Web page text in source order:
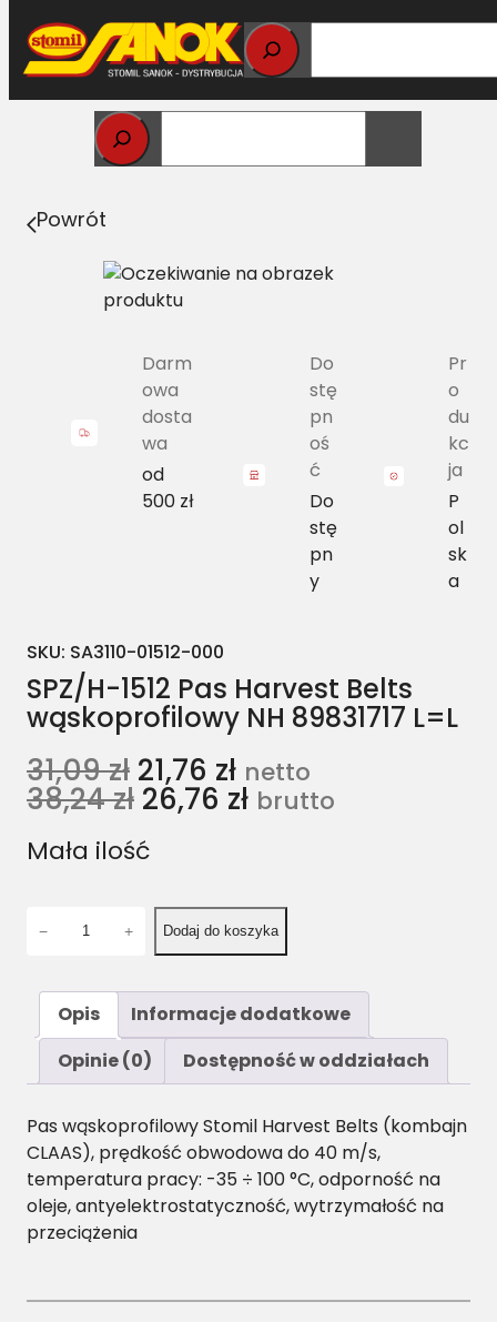
Przejdź
do
treści
Strona główna>
wąskoprofilowy NH 89831717 L=L
Powrót
Darm
owa
dosta
wa
od
500 zł
Do
stę
pn
oś
ć
Do
stę
pn
y
Pr
o
du
kc
ja
P
ol
sk
a
SKU: SA3110-01512-000
SPZ/H-1512 Pas Harvest Belts
wąskoprofilowy NH 89831717 L=L
31,09zł 21,76 zł netto
38,24zł 26,76 zł brutto
Mała ilość
P
/
H
-
1
5
− + Dodaj do koszyka
Opis
Informacje dodatkowe
Opinie (0)
Dostępność w oddziałach
Pas wąskoprofilowy Stomil Harvest Belts (kombajn
CLAAS), prędkość obwodowa do 40 m/s,
temperatura pracy: -35 ÷ 100 °C, odporność na
oleje, antyelektrostatyczność, wytrzymałość na
przeciążenia